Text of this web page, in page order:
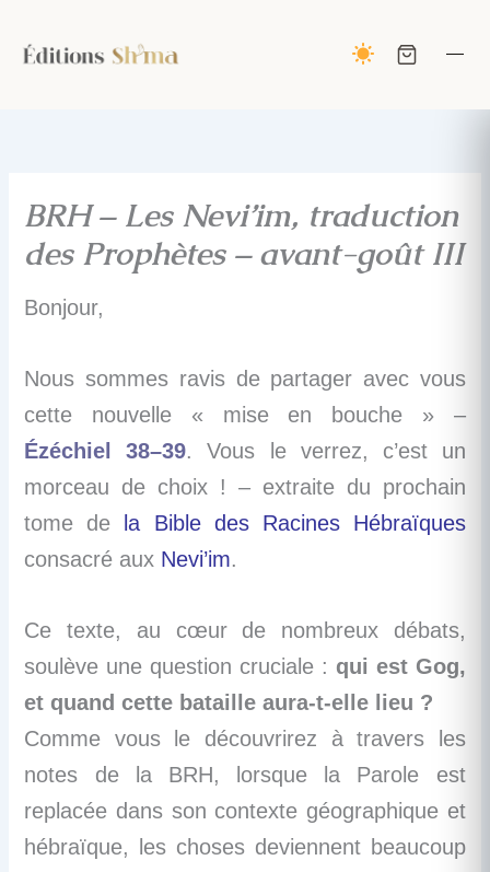
contenu
BRH – Les Nevi’im, traduction
des Prophètes – avant-goût III
Bonjour,
Nous sommes ravis de partager avec vous
cette nouvelle « mise en bouche » –
Ézéchiel 38–39. Vous le verrez, c’est un
morceau de choix ! – extraite du prochain
tome de
la Bible des Racines Hébraïques
consacré aux Nevi’im.
Ce texte, au cœur de nombreux débats,
soulève une question cruciale : qui est Gog,
et quand cette bataille aura-t-elle lieu ?
Comme vous le découvrirez à travers les
notes de la BRH, lorsque la Parole est
replacée dans son contexte géographique et
hébraïque, les choses deviennent beaucoup